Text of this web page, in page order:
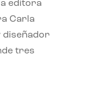
editora
Carla
diseñador
tres